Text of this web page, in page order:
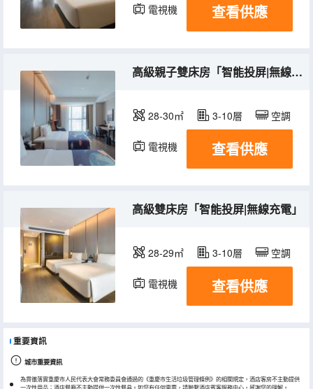
電視機 查看供應
高級親子雙床房「智能投屏|無線充電」
28-30㎡ 3-10層 空調
電視機 查看供應
高級雙床房「智能投屏|無線充電」
28-29㎡ 3-10層 空調
電視機 查看供應
重要資訊
城市重要資訊
為貫徹落實重慶市人民代表大會常務委員會通過的《重慶市生活垃圾管理條例》的相關規定，酒店客房不主動提供
一次性用品；酒店餐廳不主動提供一次性餐具。如您有任何需要，請聯繫酒店賓客服務中心，感謝您的理解。